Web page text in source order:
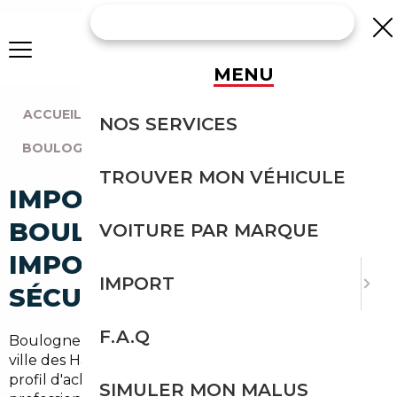
ACCUEIL AGENCE PARIS
BOULOGNE-BILLANCOURT (92100)
IMPORT VOITURE À
BOULOGNE-BILLANCOURT :
IMPORTEZ EN TOUTE
SÉCURITÉ
Boulogne-Billancourt,
ville des Hauts-de-Seine hors Paris, concentre un
profil d'acheteurs automobiles exigeants : cadres,
MENU
NOS SERVICES
TROUVER MON VÉHICULE
VOITURE PAR MARQUE
IMPORT
F.A.Q
SIMULER MON MALUS